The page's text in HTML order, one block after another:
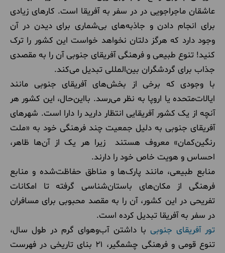
عاشقان ماجراجویی در در سفر به آفریقا است. کارهای زیادی
برای انجام دادن و جاذبه‌های بی‌شماری برای دیدن در آن
وجود دارد که هرگز دلتان نخواهد خواست این کشور را ترک
کنید! تنوع طبیعی و فرهنگی آفریقای جنوبی آن را به مقصدی
جذاب برای گردشگران بین‌المللی تبدیل می‌کند.
با وجودی که برخی از بخش‌های آفریقای جنوبی مانند
ایالات‌متحده یا اروپا به نظر می‌رسد. بااین‌حال، این کشور هر
آنچه از یک کشور آفریقایی انتظار دارید را دارا است. شهرهای
آفریقای جنوبی به دلیل جمعیت چند فرهنگی خود به «ملت
رنگین‌کمان» معروف هستند زیرا هر یک از آن‌ها ظاهر،
احساس و هویت خاص خود را دارند.
منابع طبیعی، مانند پارک‌ها و مناطق حفاظت‌شده و منابع
فرهنگی از مکان‌های باستان‌شناسی گرفته تا امکانات
تفریحی در این کشور، آن را به مقصد محبوبی برای مسافران
در سفر به آفریقا تبدیل کرده است.
تور آفریقای جنوبی با داشتن آب‌وهوای گرم در طول سال،
تنوع قومی و فرهنگی چشمگیر، 21 بنای تاریخی در فهرست